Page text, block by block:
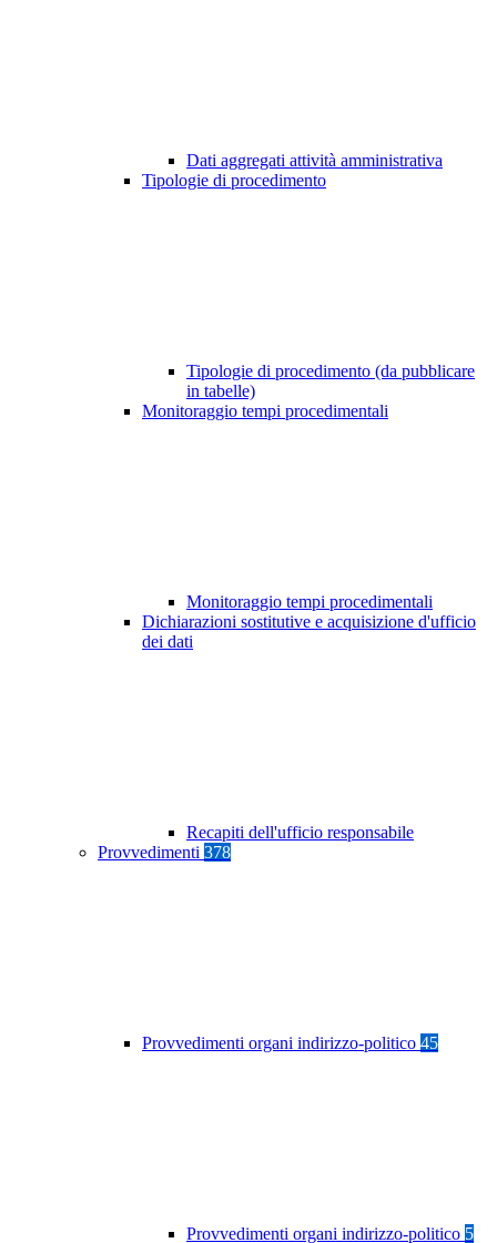
Dati aggregati attività amministrativa
Tipologie di procedimento
Tipologie di procedimento (da pubblicare
in tabelle)
Monitoraggio tempi procedimentali
Monitoraggio tempi procedimentali
Dichiarazioni sostitutive e acquisizione d'ufficio
dei dati
Recapiti dell'ufficio responsabile
Provvedimenti 378
Provvedimenti organi indirizzo-politico 45
Provvedimenti organi indirizzo-politico 5